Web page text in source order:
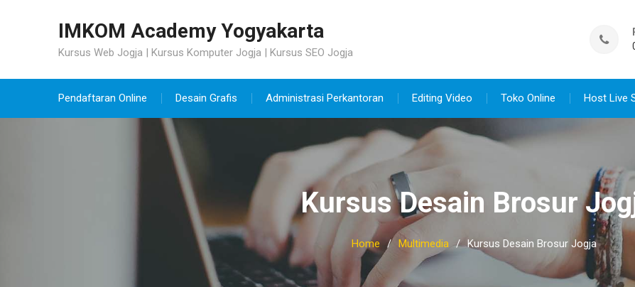
IMKOM Academy Yogyakarta
Kursus Web Jogja | Kursus Komputer Jogja | Kursus SEO Jogja
Pendaftaran Online Desain Grafis Administrasi Perkantoran Editing Video Toko Online Host Live
Kursus Desain Brosur
Home Multimedia Kursus Desain Brosur Jogja